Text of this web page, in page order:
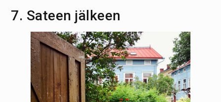
7. Sateen jälkeen